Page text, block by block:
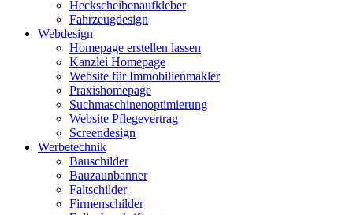
Heckscheibenaufkleber
Fahrzeugdesign
Webdesign
Homepage erstellen lassen
Kanzlei Homepage
Website für Immobilienmakler
Praxishomepage
Suchmaschinenoptimierung
Website Pflegevertrag
Screendesign
Werbetechnik
Bauschilder
Bauzaunbanner
Faltschilder
Firmenschilder